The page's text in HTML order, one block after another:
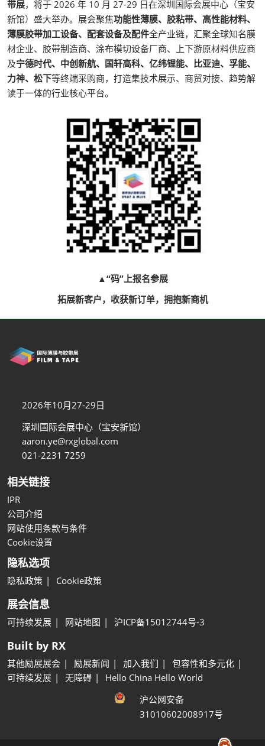
带展，将于 2026 年 10 月 27-29 日在深圳国际会展中心（宝安
新馆）盛大举办。展会聚焦功能性薄膜、胶粘带、高性能材料、
薄膜胶带加工设备、配套设备及配件全产业链，汇聚全球知名膜
材企业、胶带制造商、涂布模切设备厂商、上下游原材料供应商
及宁德时代、中创新航、国轩高科、亿纬锂能、比亚迪、孚能、
力神、松下等终端采购商，打造集技术展示、商贸对接、趋势解
读于一体的行业核心平台。
▲“码”上报名参展
拓展新客户，收获新订单，拥抱新商机
2026年10月27-29日
深圳国际会展中心（宝安新馆）
aaron.ye@rxglobal.com
021-2231 7259
相关链接
IPR
公司介绍
网站使用条款与条件
Cookie设置
隐私选项
隐私政策 Cookie政策
展会信息
可持续发展 网站地图 沪ICP备15012744号-3
Built by RX
其他励展展会 励展新闻 加入我们
包容性和多元化
可持续发展
无障碍
Hello China Hello World
沪公网安备
31010602008917号